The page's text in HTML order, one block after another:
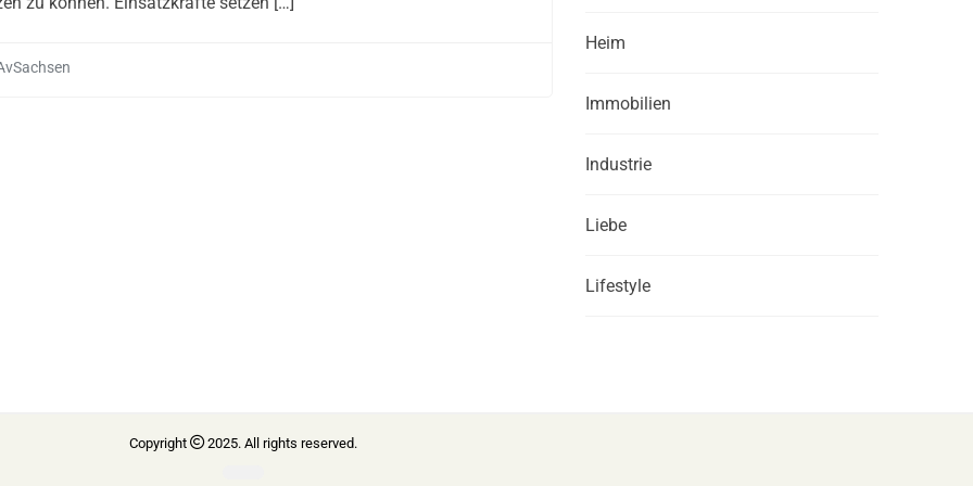
Heim
Immobilien
Industrie
Liebe
Lifestyle
Copyright 2025. All rights reserved.